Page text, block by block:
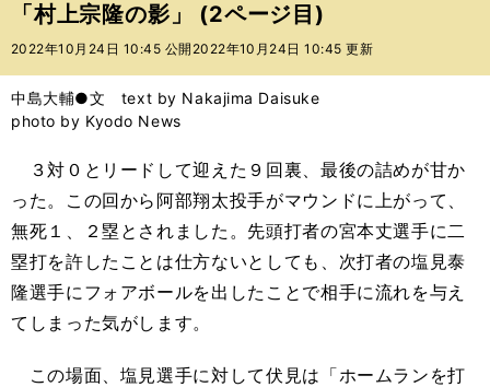
テ
ー
バ
「村上宗隆の影」 (2ページ目)
2022年10月24日 10:45 公開 2022年10月24日 10:45 更新
中島大輔●文 text by Nakajima Daisuke
photo by Kyodo News
３対０とリードして迎えた９回裏、最後の詰めが甘か
った。この回から阿部翔太投手がマウンドに上がって、
無死１、２塁とされました。先頭打者の宮本丈選手に二
塁打を許したことは仕方ないとしても、次打者の塩見泰
隆選手にフォアボールを出したことで相手に流れを与え
てしまった気がします。
この場面、塩見選手に対して伏見は「ホームランを打